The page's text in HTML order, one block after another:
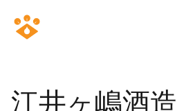
江井ヶ嶋酒